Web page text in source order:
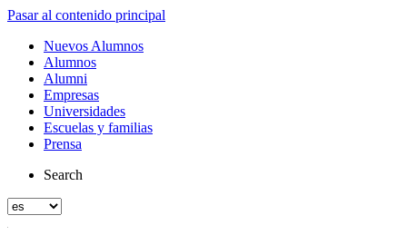
Pasar al contenido principal
Nuevos Alumnos
Alumnos
Alumni
Empresas
Universidades
Escuelas y familias
Prensa
Search